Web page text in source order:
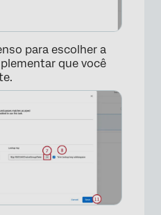
para escolher a
que você